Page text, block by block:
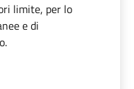
limite, per lo
e di